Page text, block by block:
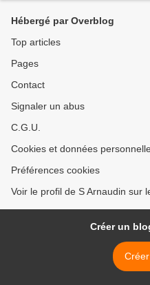
Hébergé par Overblog
Top articles
Pages
Contact
Signaler un abus
C.G.U.
Cookies et données
Préférences cookies
Voir le profil de S Arnaudin sur
Créer un